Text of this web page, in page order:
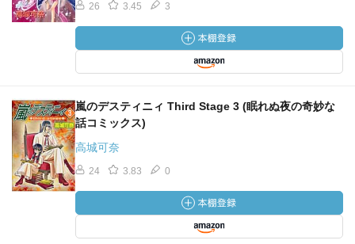
26 3.45 3
嵐のデスティニィ Third Stage 3 (眠れぬ夜の奇妙な
話コミックス)
高城可奈
24 3.83 0